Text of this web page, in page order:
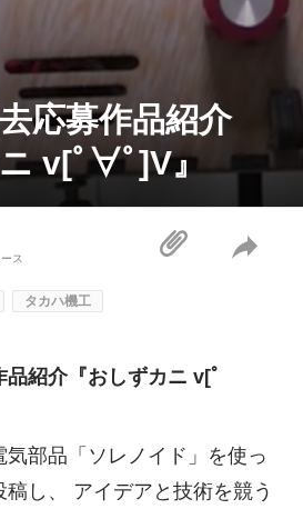
応募作品紹介
v[ﾟ∀ﾟ]V』
ス
タカハ機工
品紹介『おしずカニ v[ﾟ
部品「ソレノイド」を使っ
し、 アイデアと技術を競う